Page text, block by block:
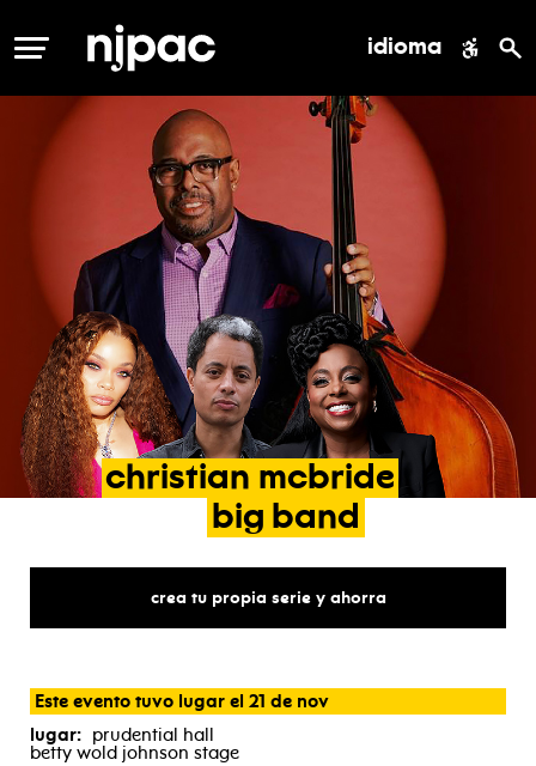
MENÚ idioma
christian mcbride
big band
crea tu propia serie y ahorra
Este evento tuvo lugar el 21 de nov
lugar: prudential hall
betty wold johnson stage